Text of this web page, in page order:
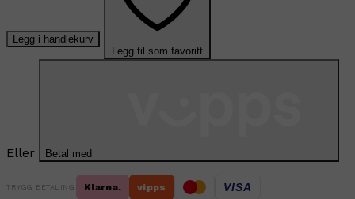
Legg i handlekurv
Legg til som favoritt
Eller Betal med
TRYGG BETALING Klarna. vipps VISA